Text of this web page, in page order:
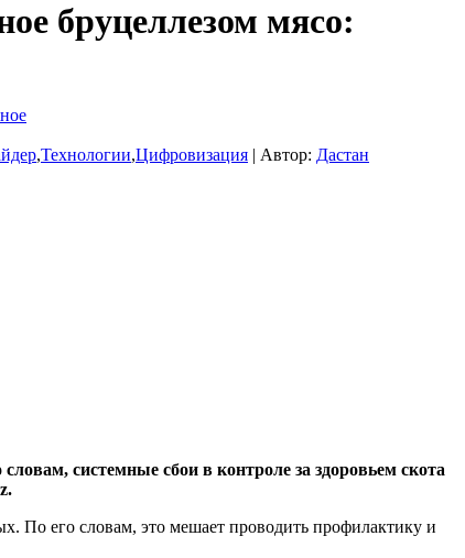
бруцеллезом мясо:
,Технологии,Цифровизация Автор: Дастан
системные сбои в контроле за здоровьем скота
По его словам, это мешает проводить профилактику и